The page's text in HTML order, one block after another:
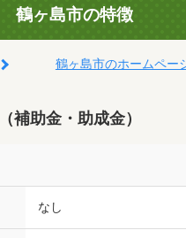
鶴ヶ島市の特徴
鶴ヶ島市のホームペー
補助金・助成金）
なし